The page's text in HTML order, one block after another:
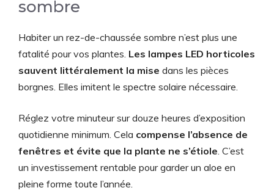
sombre
Habiter un rez-de-chaussée sombre n’est plus une
fatalité pour vos plantes. Les lampes LED horticoles
sauvent littéralement la mise dans les pièces
borgnes. Elles imitent le spectre solaire nécessaire.
Réglez votre minuteur sur douze heures d’exposition
quotidienne minimum. Cela compense l’absence de
fenêtres et évite que la plante ne s’étiole . C’est
un investissement rentable pour garder un aloe en
pleine forme toute l’année.